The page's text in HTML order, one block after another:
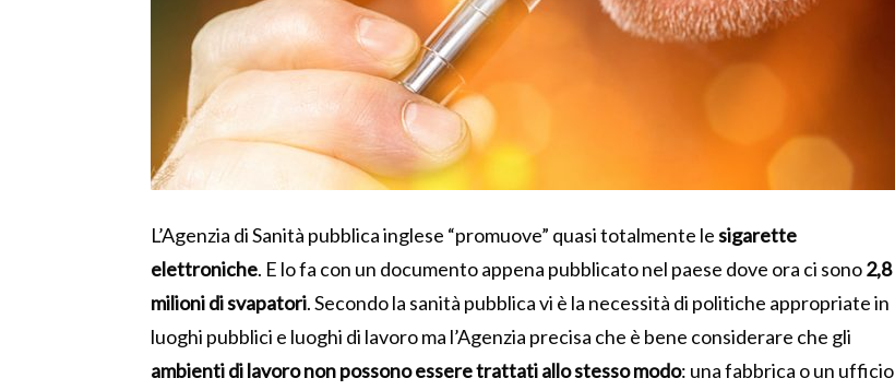
L’Agenzia di Sanità pubblica inglese “promuove” quasi totalmente lesigarette
elettroniche. E lo fa con un documento appena pubblicato nel paese dove ora ci sono2,8
milioni di svapatori. Secondo la sanità pubblica vi è la necessità di politiche appropriate in
luoghi pubblici e luoghi di lavoro ma l’Agenzia precisa che è bene considerare che gli
ambienti di lavoro non possono essere trattati allo stesso modo: una fabbrica o un ufficio